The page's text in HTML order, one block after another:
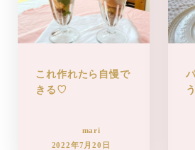
これ作れたら自慢で
きる♡
mari
2022年7月20日